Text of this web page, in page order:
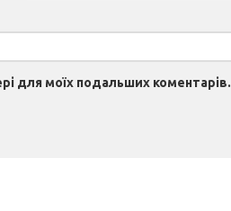
для моїх подальших коментарів.